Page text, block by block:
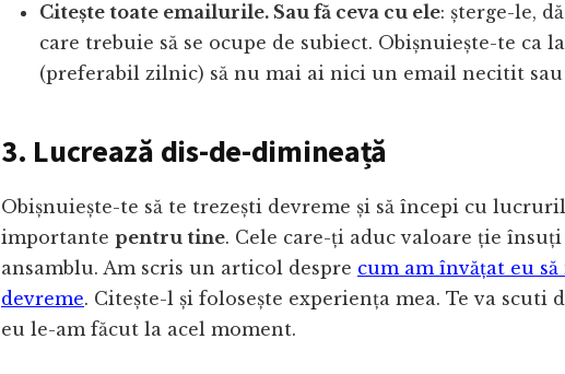
Citește toate emailurile. Sau fă ceva cu ele: șterge-le,
care trebuie să se ocupe de subiect. Obișnuiește-te ca
(preferabil zilnic) să nu mai ai nici un email necitit
3. Lucrează dis-de-dimineață
Obișnuiește-te să te trezești devreme și să începi cu
importante pentru tine. Cele care-ți aduc valoare ție
ansamblu. Am scris un articol despre cum am învățat eu să
devreme. Citește-l și folosește experiența mea. Te va scuti
eu le-am făcut la acel moment.